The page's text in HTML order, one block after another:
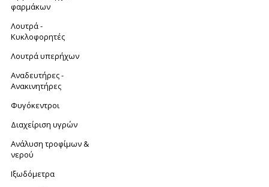
φαρμάκων
Λουτρά -
Κυκλοφορητές
Λουτρά υπερήχων
Αναδευτήρες -
Ανακινητήρες
Φυγόκεντροι
Διαχείριση υγρών
Ανάλυση τροφίμων &
νερού
Ιξωδόμετρα